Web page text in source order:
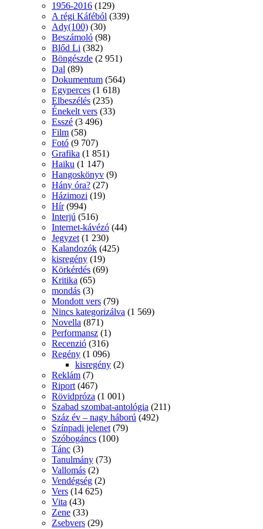
1956-2016 (129)
A régi Káféból (339)
Ady(100) (30)
Beszámoló (98)
Blőd Li (382)
Böngészde (2 951)
Dal (89)
Dokumentum (564)
Egyperces (1 618)
Elbeszélés (235)
Énekelt vers (33)
Esszé (3 496)
Film (58)
Fotó (9 707)
Grafika (1 851)
Haiku (1 147)
Hangoskönyv (9)
Hány óra? (27)
Házimozi (19)
Hír(994)
Interjú (516)
Internet-kávézó (44)
Jegyzet (1 230)
Kalandozók (425)
kisregény (19)
Körkérdés (69)
Kritika (65)
mondás (3)
Mondott vers (79)
Nincs kategorizálva (1 569)
Novella (871)
Performansz (1)
Recenzió (316)
Regény (1 096)
kisregény (2)
Reklám (7)
Riport (467)
Rövidpróza (1 001)
Szabad szombat-antológia (211)
Száz év – nagy háború (492)
Színpadi jelenet (79)
Szóbogáncs (100)
Tánc (3)
Tanulmány (73)
Vallomás (2)
Vendégség (2)
Vers (14 625)
Vita (43)
Zene (33)
Zsebvers (29)